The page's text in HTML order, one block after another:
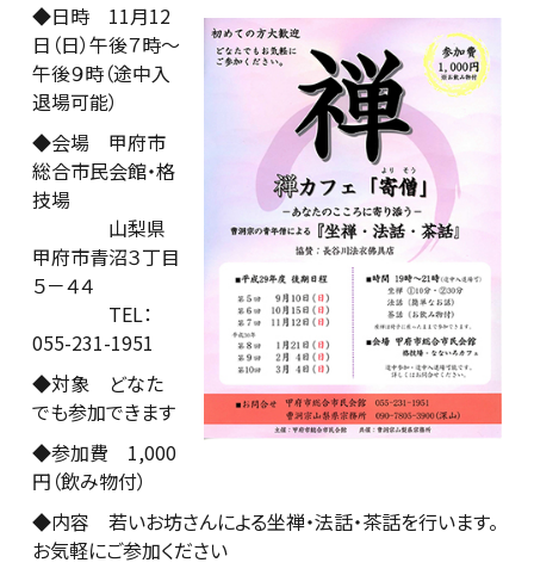
◆日時 11月12
日（日）午後７時～
午後９時（途中入
退場可能）
◆会場 甲府市
総合市民会館・格
技場
山梨県
甲府市青沼３丁目
５－４４
TEL：
055-231-1951
◆対象 どなた
でも参加できます
◆参加費 1,000
円（飲み物付）
◆内容 若いお坊さんによる坐禅・法話・茶話を行います。
お気軽にご参加ください